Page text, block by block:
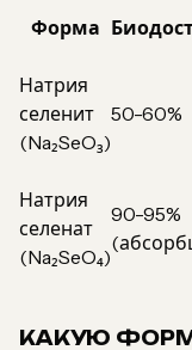
Форма
Натрия
селенит
(Na₂SeO₃)
50-60%
Натрия
селенат
(Na₂SeO₄)
90-95%
КАКУЮ